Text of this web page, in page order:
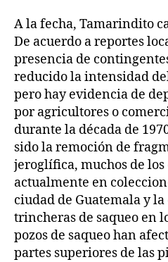
A la fecha, Tamarindito
De acuerdo a reportes
presencia de
reducido la intensidad
pero hay evidencia de
por agricultores o
durante la década de
sido la remoción de
jeroglífica, muchos de
actualmente en
ciudad de Guatemala y
trincheras de saqueo en
pozos de saqueo han
partes superiores de las